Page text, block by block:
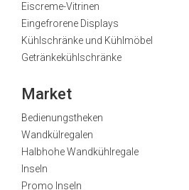
Eiscreme-Vitrinen
Eingefrorene Displays
Kühlschränke und Kühlmöbel
Getränkekühlschränke
Market
Bedienungstheken
Wandkülregalen
Halbhohe Wandkühlregale
Inseln
Promo Inseln